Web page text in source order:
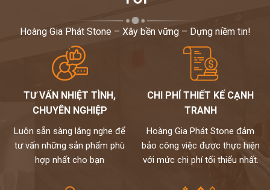
Hoàng Gia Phát Stone – Xây bền vững – Dựng niềm tin!
TƯ VẤN NHIỆT TÌNH,
CHUYÊN NGHIỆP
Luôn sẵn sàng lắng nghe để
tư vấn những sản phẩm phù
hợp nhất cho bạn
CHI PHÍ THIẾT KẾ CẠNH
TRANH
Hoàng Gia Phát Stone đảm
bảo công việc được thực hiện
với mức chi phí tối thiểu nhất.